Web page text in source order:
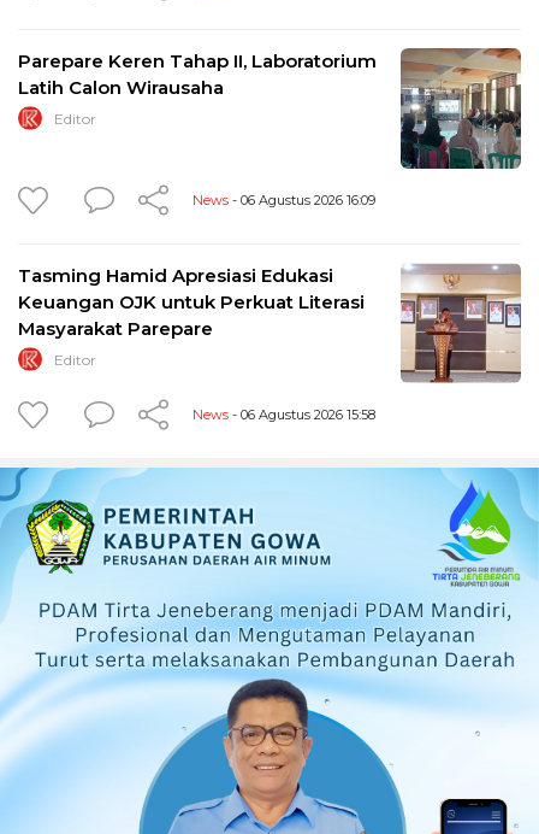
Parepare Keren Tahap II, Laboratorium
Latih Calon Wirausaha
Editor
News - 06 Agustus 2026 16:09
Tasming Hamid Apresiasi Edukasi
Keuangan OJK untuk Perkuat Literasi
Masyarakat Parepare
Editor
News - 06 Agustus 2026 15:58